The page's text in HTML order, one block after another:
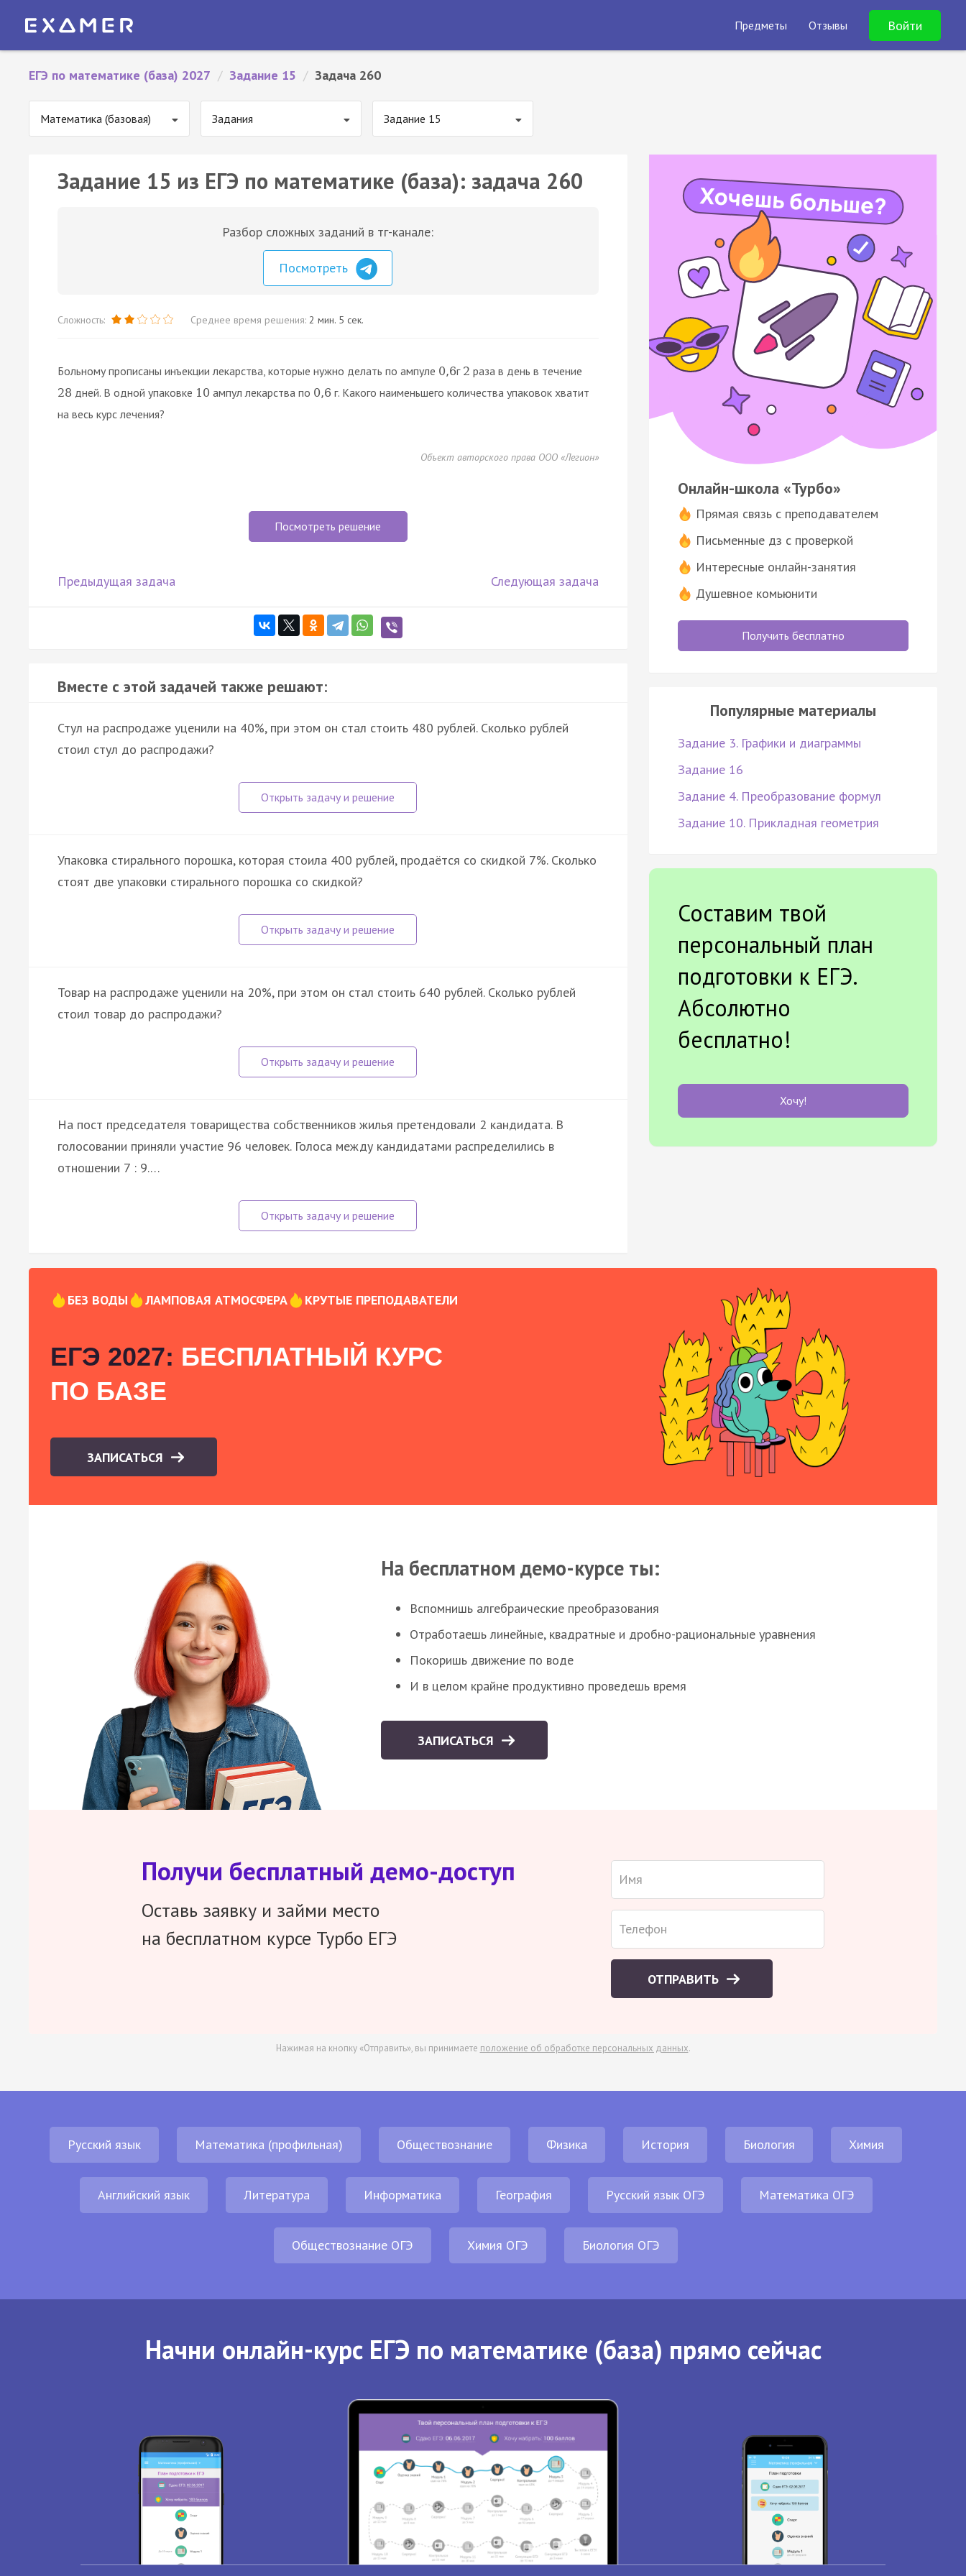
Предметы Отзывы Войти
ЕГЭ по математике (база) 2027 / Задание 15 / Задача 260
Математика (базовая) Задания Задание 15
Задание 15 из ЕГЭ по математике (база): задача 260
Разбор сложных заданий в тг-канале:
Посмотреть
Сложность: Среднее время решения: 2 мин. 5 сек.
Больному прописаны инъекции лекарства, которые нужно делать по ампуле 0,6г 2 раза в день в течение
28 дней. В одной упаковке 10 ампул лекарства по 0,6 г. Какого наименьшего количества упаковок хватит
на весь курс лечения?
Объект авторского права ООО «Легион»
Посмотреть решение
Предыдущая задача Следующая задача
Вместе с этой задачей также решают:
Стул на распродаже уценили на 40%, при этом он стал стоить 480 рублей. Сколько рублей
стоил стул до распродажи?
Упаковка стирального порошка, которая стоила 400 рублей, продаётся со скидкой 7%. Сколько
стоят две упаковки стирального порошка со скидкой?
Товар на распродаже уценили на 20%, при этом он стал стоить 640 рублей. Сколько рублей
стоил товар до распродажи?
На пост председателя товарищества собственников жилья претендовали 2 кандидата. В
голосовании приняли участие 96 человек. Голоса между кандидатами распределились в
отношении 7 : 9.…
Онлайн-школа «Турбо»
Прямая связь с преподавателем
Письменные дз с проверкой
Интересные онлайн-занятия
Душевное комьюнити
Получить бесплатно
Популярные материалы
Задание 3. Графики и диаграммы
Задание 16
Задание 4. Преобразование формул
Задание 10. Прикладная геометрия
Составим твой
персональный план
подготовки к ЕГЭ.
Абсолютно
бесплатно!
Хочу!
БЕЗ ВОДЫ ЛАМПОВАЯ АТМОСФЕРА КРУТЫЕ ПРЕПОДАВАТЕЛИ
ЕГЭ 2027: БЕСПЛАТНЫЙ КУРС
ПО БАЗЕ
ЗАПИСАТЬСЯ
На бесплатном демо-курсе ты:
Вспомнишь алгебраические преобразования
Отработаешь линейные, квадратные и дробно-рациональные уравнения
Покоришь движение по воде
И в целом крайне продуктивно проведешь время
ЗАПИСАТЬСЯ
Получи бесплатный демо-доступ
Оставь заявку и займи место
на бесплатном курсе Турбо ЕГЭ
ОТПРАВИТЬ
Нажимая на кнопку «Отправить», вы принимаете положение об обработке персональных данных.
Русский язык Математика (профильная) Обществознание Физика История Биология Химия
Английский язык Литература Информатика География Русский язык ОГЭ Математика ОГЭ
Обществознание ОГЭ Химия ОГЭ Биология ОГЭ
Начни онлайн-курс ЕГЭ по математике (база) прямо сейчас